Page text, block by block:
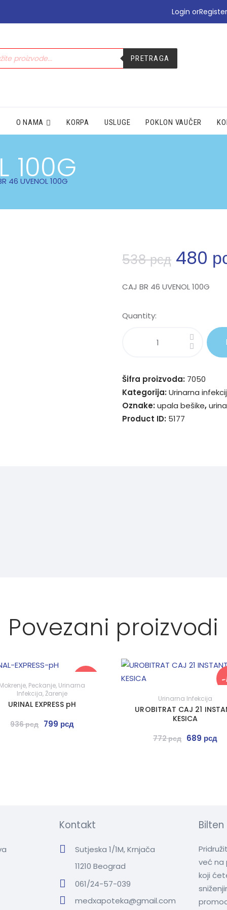
Login orRegister
PRETRAGA
O NAMA KORPA USLUGE POKLON VAUČER
100G
46 UVENOL 100G
•NEGA | LEPOTA
•SEZONSKI PROIZVODI
538рсд 480
CAJ BR 46 UVENOL 100G
Quantity:
Šifra proizvoda: 7050
Kategorija:Urinarna
Oznake:upala bešike,
Product ID: 5177
Povezani proizvodi
, Peckanje, Urinarna
Infekcija,Žarenje
URINAL EXPRESS pH
936рсд 799 рсд
-
Urinarna Infekcija
UROBITRAT CAJ 21
KESICA
772рсд 689 рсд
Kontakt
Sutjeska 1/1M, Krnjača
11210 Beograd
061/24-57-039
medxapoteka@gmail.com
Bilten
već na
koji